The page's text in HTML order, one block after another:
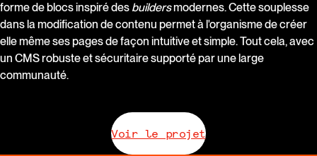
forme de blocs inspiré des buildersmodernes. Cette souplesse
dans la modification de contenu permet à l'organisme de créer
elle même ses pages de façon intuitive et simple. Tout cela, avec
un CMS robuste et sécuritaire supporté par une large
communauté.
Voir le projet